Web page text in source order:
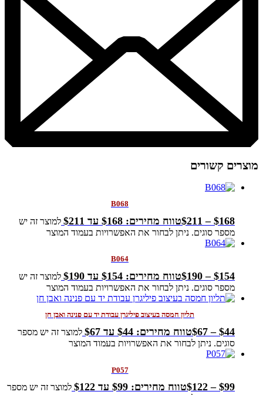
מוצרים קשורים
B068
$168
–
$211 טווח מחירים: ⁦$168⁩ עד ⁦$211⁩
למוצר זה יש
מספר סוגים. ניתן לבחור את האפשרויות בעמוד המוצר
B064
$154
–
$190 טווח מחירים: ⁦$154⁩ עד ⁦$190⁩
למוצר זה יש
מספר סוגים. ניתן לבחור את האפשרויות בעמוד המוצר
תליון חמסה בעיצוב פיליגרן עבודת יד עם פנינה ואבן חן
$44
–
$67 טווח מחירים: ⁦$44⁩ עד ⁦$67⁩
למוצר זה יש מספר
סוגים. ניתן לבחור את האפשרויות בעמוד המוצר
P057
$99
–
$122 טווח מחירים: ⁦$99⁩ עד ⁦$122⁩
למוצר זה יש מספר